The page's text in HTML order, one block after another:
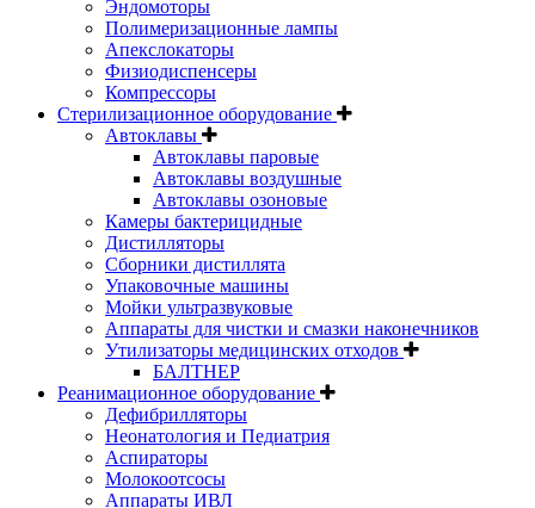
Эндомоторы
Полимеризационные лампы
Апекслокаторы
Физиодиспенсеры
Компрессоры
Стерилизационное оборудование
Автоклавы
Автоклавы паровые
Автоклавы воздушные
Автоклавы озоновые
Камеры бактерицидные
Дистилляторы
Сборники дистиллята
Упаковочные машины
Мойки ультразвуковые
Аппараты для чистки и смазки наконечников
Утилизаторы медицинских отходов
БАЛТНЕР
Реанимационное оборудование
Дефибрилляторы
Неонатология и Педиатрия
Аспираторы
Молокоотсосы
Аппараты ИВЛ